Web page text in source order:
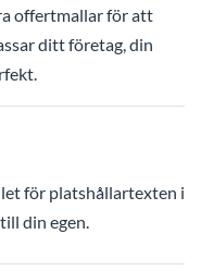
offertmallar för att
ditt företag, din
för platshållartexten i
din egen.